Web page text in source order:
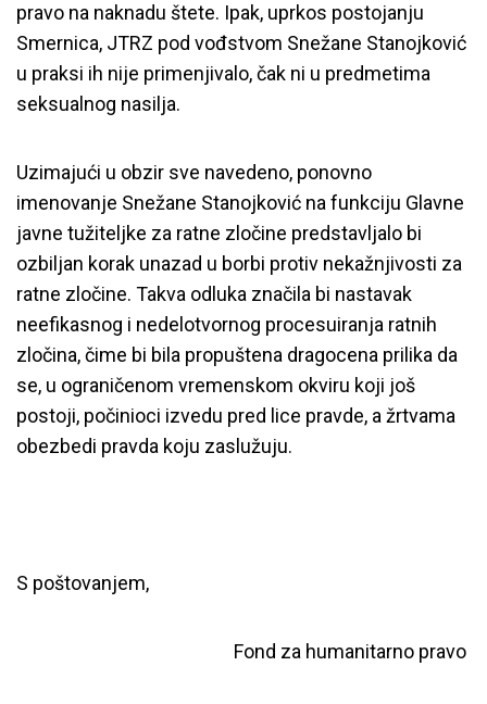
pravo na naknadu štete. Ipak, uprkos postojanju
Smernica, JTRZ pod vođstvom Snežane Stanojković
u praksi ih nije primenjivalo, čak ni u predmetima
seksualnog nasilja.
Uzimajući u obzir sve navedeno, ponovno
imenovanje Snežane Stanojković na funkciju Glavne
javne tužiteljke za ratne zločine predstavljalo bi
ozbiljan korak unazad u borbi protiv nekažnjivosti za
ratne zločine. Takva odluka značila bi nastavak
neefikasnog i nedelotvornog procesuiranja ratnih
zločina, čime bi bila propuštena dragocena prilika da
se, u ograničenom vremenskom okviru koji još
postoji, počinioci izvedu pred lice pravde, a žrtvama
obezbedi pravda koju zaslužuju.
S poštovanjem,
Fond za humanitarno pravo